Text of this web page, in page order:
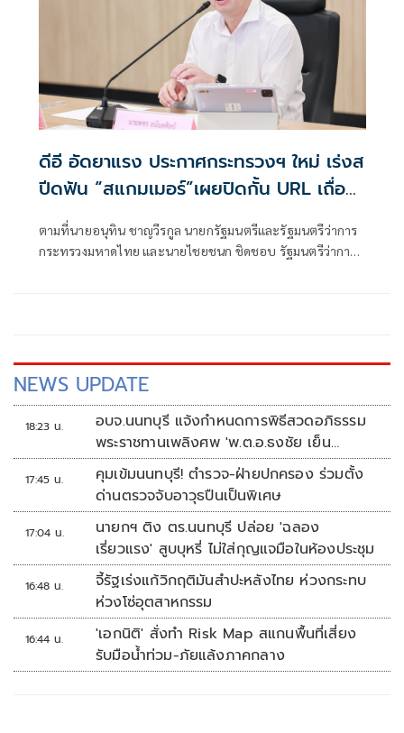
ดีอี อัดยาแรง ประกาศกระทรวงฯ ใหม่ เร่งส
ปีดฟัน “สแกมเมอร์”เผยปิดกั้น URL เถื่อน
แล้วกว่า 8.8 แสนรายการ
ตามที่นายอนุทิน ชาญวีรกูล นายกรัฐมนตรีและรัฐมนตรีว่าการ
กระทรวงมหาดไทย และนายไชยชนก ชิดชอบ รัฐมนตรีว่าการ
NEWS UPDATE
18:23 น.
อบจ.นนทบุรี แจ้งกำหนดการพิธีสวดอภิธรรม
พระราชทานเพลิงศพ 'พ.ต.อ.ธงชัย เย็น
ประเสริฐ'
17:45 น.
คุมเข้มนนทบุรี! ตำรวจ-ฝ่ายปกครอง ร่วมตั้ง
ด่านตรวจจับอาวุธปืนเป็นพิเศษ
17:04 น.
นายกฯ ติง ตร.นนทบุรี ปล่อย 'ฉลอง
เรี่ยวแรง' สูบบุหรี่ ไม่ใส่กุญแจมือในห้องประชุม
16:48 น.
จี้รัฐเร่งแก้วิกฤติมันสำปะหลังไทย ห่วงกระทบ
ห่วงโซ่อุตสาหกรรม
16:44 น.
'เอกนิติ' สั่งทำ Risk Map สแกนพื้นที่เสี่ยง
รับมือน้ำท่วม-ภัยแล้งภาคกลาง